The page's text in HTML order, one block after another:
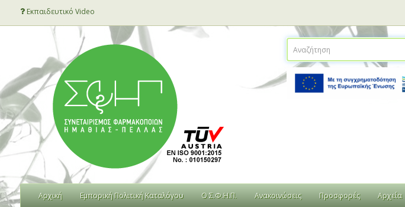
Εκπαιδευτικό Video
Αρχική Εμπορική Πολιτική Καταλόγου Ο Σ.Φ.Η.Π. Ανακοινώσεις Προσφορές Αρχεία